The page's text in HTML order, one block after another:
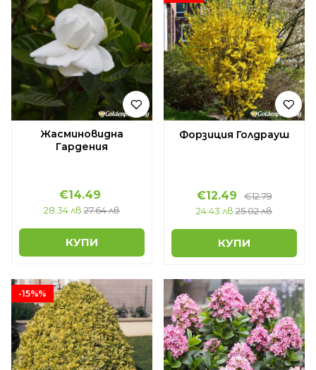
Жасминовидна
Гардения
€14.49
28.34 лв 27.64 лв
КУПИ
Форзиция Голдрауш
€12.49
€12.79
24.43 лв 25.02 лв
КУПИ
-15%%